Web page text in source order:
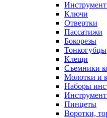
Ключи
Отвертки
Пассатижи
Бокорезы
Тонкогубцы
Клещи
Съемники
Молотки и
Наборы
Пинцеты
Воротки,